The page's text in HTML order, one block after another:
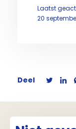
Laatst
20
Deel